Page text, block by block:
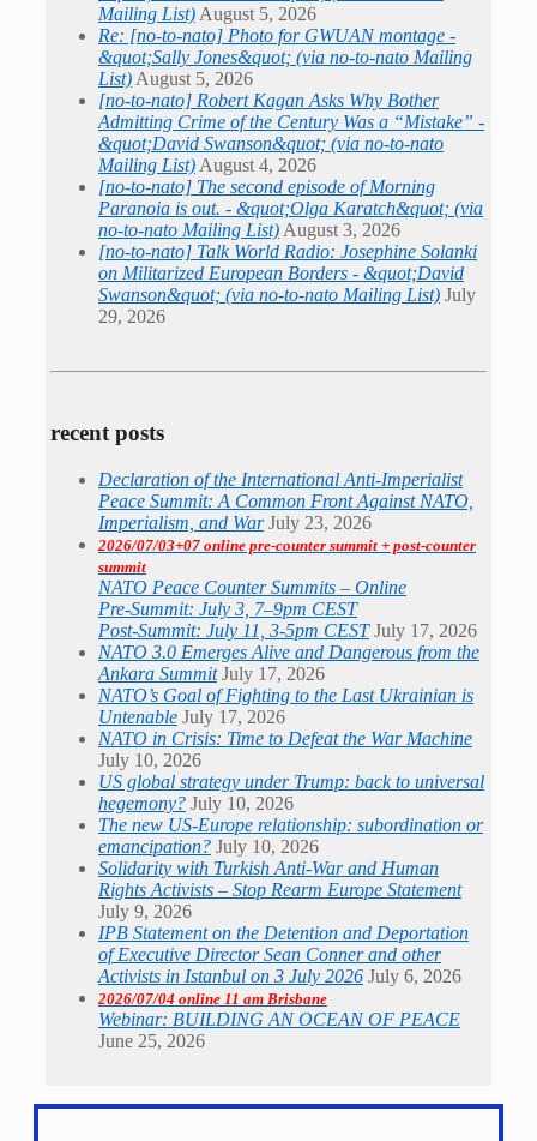
Mailing List)August 5, 2026
Re: [no-to-nato] Photo for GWUAN montage -
&quot;Sally Jones&quot; (via no-to-nato Mailing
List)August 5, 2026
[no-to-nato] Robert Kagan Asks Why Bother
Admitting Crime of the Century Was a “Mistake” -
&quot;David Swanson&quot; (via no-to-nato
Mailing List)August 4, 2026
[no-to-nato] The second episode of Morning
Paranoia is out. - &quot;Olga Karatch&quot; (via
no-to-nato Mailing List)August 3, 2026
[no-to-nato] Talk World Radio: Josephine Solanki
on Militarized European Borders - &quot;David
Swanson&quot; (via no-to-nato Mailing List) July
29, 2026
recent posts
Declaration of the International Anti-Imperialist
Peace Summit: A Common Front Against NATO,
Imperialism, and War July 23, 2026
2026/07/03+07 online pre-counter summit + post-counter
summit
NATO Peace Counter Summits – Online
Pre-Summit: July 3, 7–9pm CEST
Post-Summit: July 11, 3-5pm CEST July 17, 2026
NATO 3.0 Emerges Alive and Dangerous from the
Ankara Summit July 17, 2026
NATO’s Goal of Fighting to the Last Ukrainian is
Untenable July 17, 2026
NATO in Crisis: Time to Defeat the War Machine
July 10, 2026
US global strategy under Trump: back to universal
hegemony? July 10, 2026
The new US-Europe relationship: subordination or
emancipation? July 10, 2026
Solidarity with Turkish Anti-War and Human
Rights Activists – Stop Rearm Europe Statement
July 9, 2026
IPB Statement on the Detention and Deportation
of Executive Director Sean Conner and other
Activists in Istanbul on 3 July 2026 July 6, 2026
2026/07/04 online 11 am Brisbane
Webinar: BUILDING AN OCEAN OF PEACE
June 25, 2026